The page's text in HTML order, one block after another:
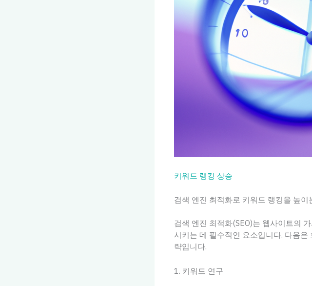
키워드 랭킹 상승
검색 엔진 최적화로 키워드 랭킹을 높이
검색 엔진 최적화(SEO)는 웹사이트의
시키는 데 필수적인 요소입니다. 다음
략입니다.
1. 키워드 연구